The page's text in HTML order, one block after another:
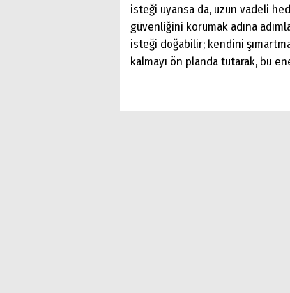
isteği uyansa da, uzun vadeli
güvenliğini korumak adına
isteği doğabilir; kendini
kalmayı ön planda tutarak, bu